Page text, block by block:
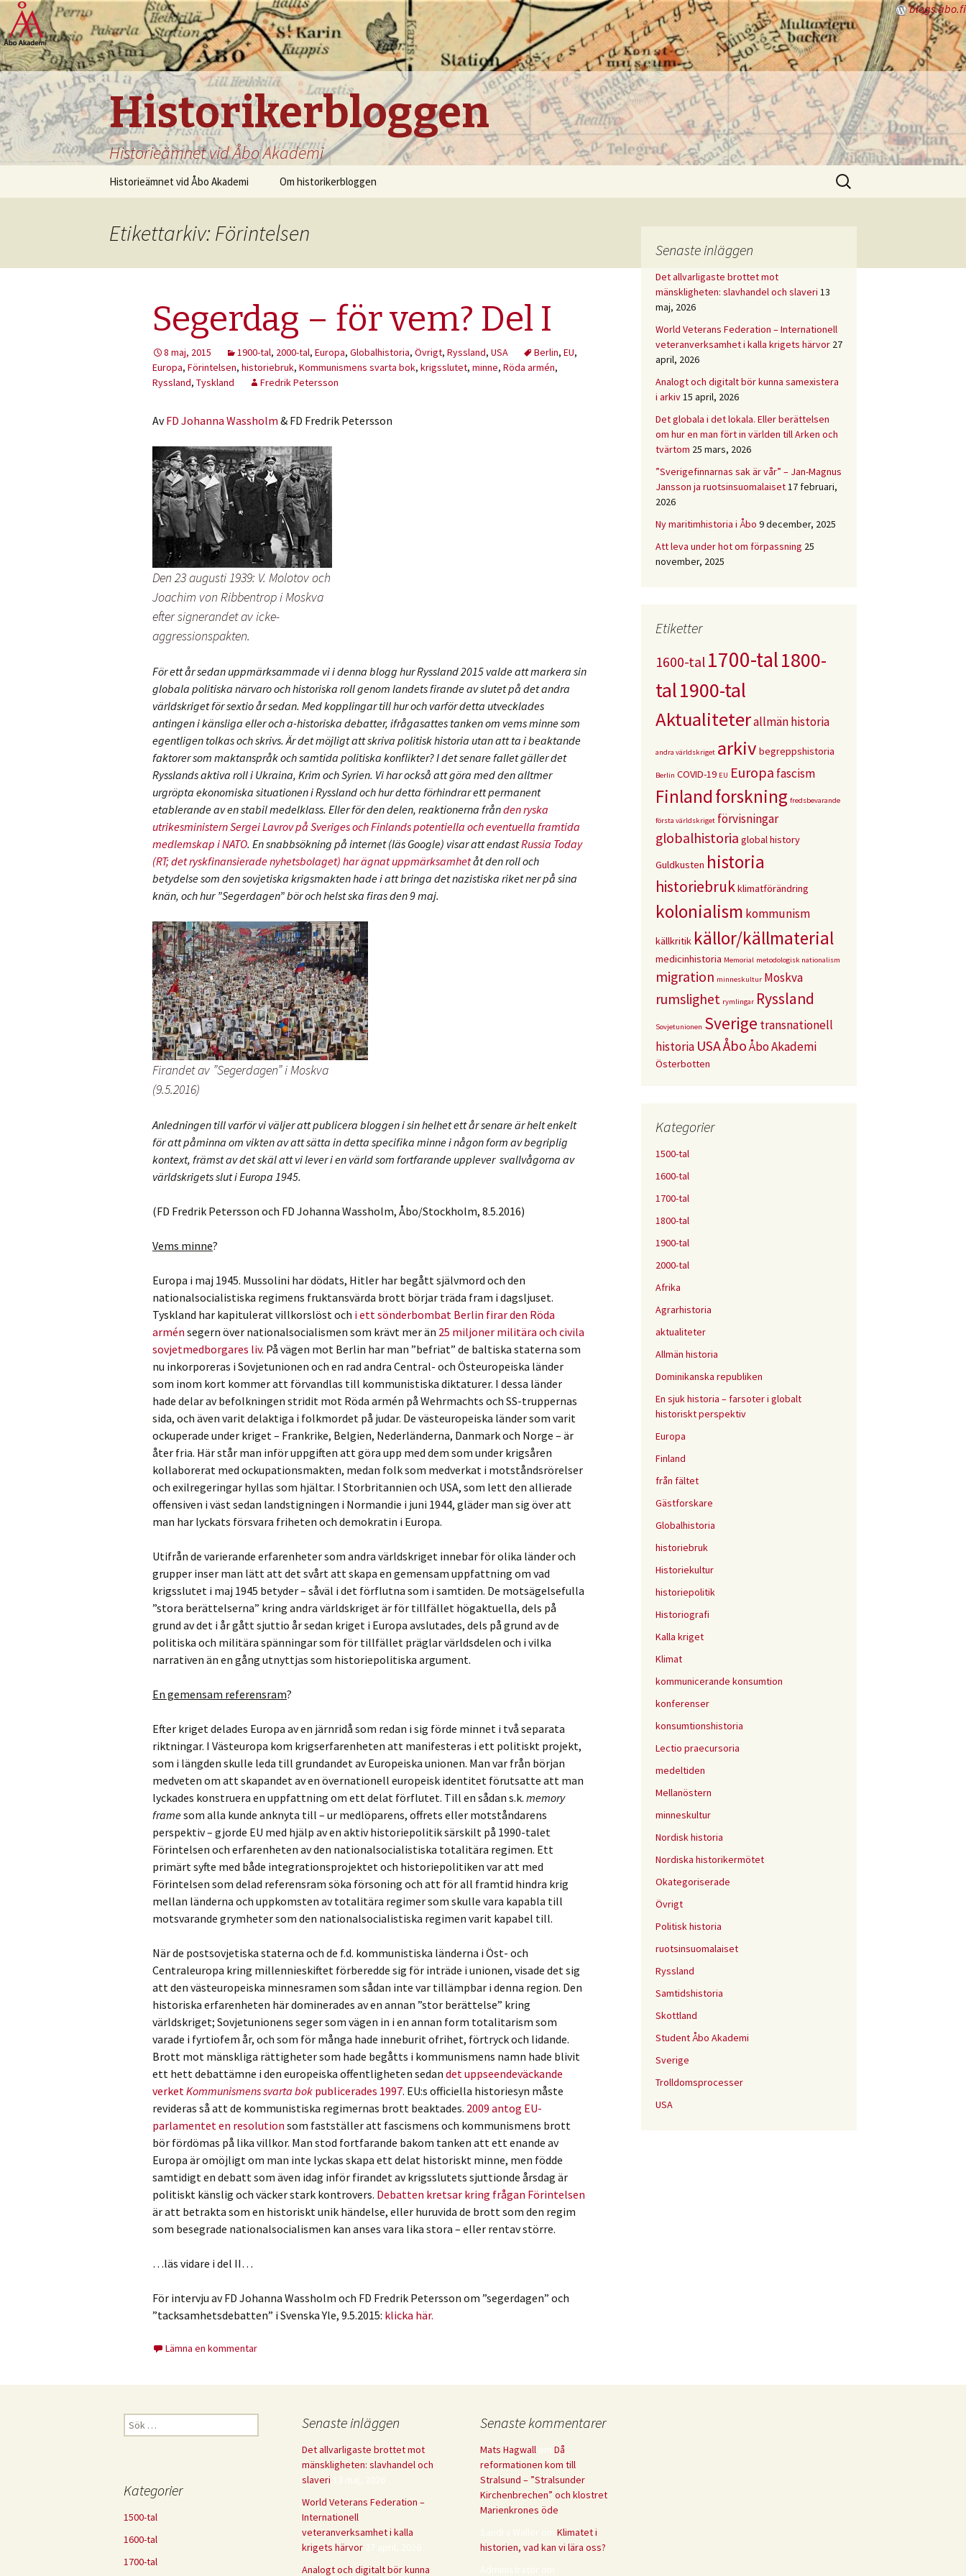
blogs.abo.fi
Historikerbloggen
Historieämnet vid Åbo Akademi
Historieämnet vid Åbo Akademi Om historikerbloggen
Sök
efter:
Etikettarkiv: Förintelsen
Segerdag – för vem? Del I
8 maj, 2015 1900-tal, 2000-tal, Europa, Globalhistoria, Övrigt, Ryssland, USA Berlin, EU,
Europa, Förintelsen, historiebruk, Kommunismens svarta bok, krigsslutet, minne, Röda armén,
Ryssland, Tyskland Fredrik Petersson
AvFD Johanna Wassholm & FD Fredrik Petersson
Den 23 augusti 1939: V. Molotov och
Joachim von Ribbentrop i Moskva
efter signerandet av icke-
aggressionspakten.
För ett år sedan uppmärksammade vi i denna blogg hur Ryssland 2015 valde att markera sin
globala politiska närvaro och historiska roll genom landets firande av slutet på det andra
världskriget för sextio år sedan. Med kopplingar till hur och varför detta utvecklades
antingen i känsliga eller och a-historiska debatter, ifrågasattes tanken om vems minne som
egentligen tolkas och skrivs. Är det möjligt att skriva politisk historia utan att ta i beaktande
faktorer som maktanspråk och samtida politiska konflikter? I det senare fallet gäller det
Rysslands aktiva roll i Ukraina, Krim och Syrien. Vi har också att göra med den alltmer
urgröpta ekonomiska situationen i Ryssland och hur detta förhindrar ett permanent
etablerande av en stabil medelklass. Eller för den delen, reaktionerna frånden ryska
utrikesministern Sergei Lavrov på Sveriges och Finlands potentiella och eventuella framtida
medlemskap i NATO. En snabbsökning på internet (läs Google) visar att endastRussia Today
(RT; det ryskfinansierade nyhetsbolaget) har ägnat uppmärksamhetåt den roll och
betydelse som den sovjetiska krigsmakten hade i att bringa det nazistiska riket ner på sina
knän, och hur ”Segerdagen” bör och helst ska firas den 9 maj.
Firandet av ”Segerdagen” i Moskva
(9.5.2016)
Anledningen till varför vi väljer att publicera bloggen i sin helhet ett år senare är helt enkelt
för att påminna om vikten av att sätta in detta specifika minne i någon form av begriplig
kontext, främst av det skäl att vi lever i en värld som fortfarande upplever svallvågorna av
världskrigets slut i Europa 1945.
(FD Fredrik Petersson och FD Johanna Wassholm, Åbo/Stockholm, 8.5.2016)
Vems minne?
Europa i maj 1945. Mussolini har dödats, Hitler har begått självmord och den
nationalsocialistiska regimens fruktansvärda brott börjar träda fram i dagsljuset.
Tyskland har kapitulerat villkorslöst och i ett sönderbombat Berlin firar den Röda
armén segern över nationalsocialismen som krävt mer än 25 miljoner militära och civila
sovjetmedborgares liv. På vägen mot Berlin har man ”befriat” de baltiska staterna som
nu inkorporeras i Sovjetunionen och en rad andra Central- och Östeuropeiska länder
som inom kort kommer att förvandlas till kommunistiska diktaturer. I dessa länder
hade delar av befolkningen stridit mot Röda armén på Wehrmachts och SS-truppernas
sida, och även varit delaktiga i folkmordet på judar. De västeuropeiska länder som varit
ockuperade under kriget – Frankrike, Belgien, Nederländerna, Danmark och Norge – är
åter fria. Här står man inför uppgiften att göra upp med dem som under krigsåren
kollaborerat med ockupationsmakten, medan folk som medverkat i motståndsrörelser
och exilregeringar hyllas som hjältar. I Storbritannien och USA, som lett den allierade
offensiven i väst sedan landstigningen i Normandie i juni 1944, gläder man sig över att
man har lyckats försvara friheten och demokratin i Europa.
Utifrån de varierande erfarenheter som andra världskriget innebar för olika länder och
grupper inser man lätt att det svårt att skapa en gemensam uppfattning om vad
krigsslutet i maj 1945 betyder – såväl i det förflutna som i samtiden. De motsägelsefulla
”stora berättelserna” kring andra världskriget är för tillfället högaktuella, dels på
grund av det i år gått sjuttio år sedan kriget i Europa avslutades, dels på grund av de
politiska och militära spänningar som för tillfället präglar världsdelen och i vilka
narrativen än en gång utnyttjas som historiepolitiska argument.
En gemensam referensram?
Efter kriget delades Europa av en järnridå som redan i sig förde minnet i två separata
riktningar. I Västeuropa kom krigserfarenheten att manifesteras i ett politiskt projekt,
som i längden skulle leda till grundandet av Europeiska unionen. Man var från början
medveten om att skapandet av en övernationell europeisk identitet förutsatte att man
lyckades konstruera en uppfattning om ett delat förflutet. Till en sådan s.k. memory
framesom alla kunde anknyta till – ur medlöparens, offrets eller motståndarens
perspektiv – gjorde EU med hjälp av en aktiv historiepolitik särskilt på 1990-talet
Förintelsen och erfarenheten av den nationalsocialistiska totalitära regimen. Ett
primärt syfte med både integrationsprojektet och historiepolitiken var att med
Förintelsen som delad referensram söka försoning och att för all framtid hindra krig
mellan länderna och uppkomsten av totalitära regimer som skulle vara kapabla till
motsvarande grymheter som den nationalsocialistiska regimen varit kapabel till.
När de postsovjetiska staterna och de f.d. kommunistiska länderna i Öst- och
Centraleuropa kring millennieskiftet förberedde sig för inträde i unionen, visade det sig
att den västeuropeiska minnesramen som sådan inte var tillämpbar i denna region. Den
historiska erfarenheten här dominerades av en annan ”stor berättelse” kring
världskriget; Sovjetunionens seger som vägen in i en annan form totalitarism som
varade i fyrtiofem år, och som för många hade inneburit ofrihet, förtryck och lidande.
Brott mot mänskliga rättigheter som hade begåtts i kommunismens namn hade blivit
ett hett debattämne i den europeiska offentligheten sedan det uppseendeväckande
verketKommunismens svarta bok publicerades 1997. EU:s officiella historiesyn måste
revideras så att de kommunistiska regimernas brott beaktades. 2009 antog EU-
parlamentet en resolution som fastställer att fascismens och kommunismens brott
bör fördömas på lika villkor. Man stod fortfarande bakom tanken att ett enande av
Europa är omöjligt om man inte lyckas skapa ett delat historiskt minne, men födde
samtidigt en debatt som även idag inför firandet av krigsslutets sjuttionde årsdag är
politiskt känslig och väcker stark kontrovers. Debatten kretsar kring frågan Förintelsen
är att betrakta som en historiskt unik händelse, eller huruvida de brott som den regim
som besegrade nationalsocialismen kan anses vara lika stora – eller rentav större.
…läs vidare i del II…
För intervju av FD Johanna Wassholm och FD Fredrik Petersson om ”segerdagen” och
”tacksamhetsdebatten” i Svenska Yle, 9.5.2015: klicka här.
Lämna en kommentar
Senaste inläggen
Det allvarligaste brottet mot
mänskligheten: slavhandel och slaveri 13
maj, 2026
World Veterans Federation – Internationell
veteranverksamhet i kalla krigets härvor 27
april, 2026
Analogt och digitalt bör kunna samexistera
i arkiv15 april, 2026
Det globala i det lokala. Eller berättelsen
om hur en man fört in världen till Arken och
tvärtom 25 mars, 2026
”Sverigefinnarnas sak är vår” – Jan-Magnus
Jansson ja ruotsinsuomalaiset17 februari,
2026
Ny maritimhistoria i Åbo 9 december, 2025
Att leva under hot om förpassning 25
november, 2025
Etiketter
1600-tal 1700-tal1800-
tal1900-tal
Aktualiteterallmän historia
andra världskriget arkiv begreppshistoria
Berlin COVID-19 EU Europa fascism
Finlandforskning fredsbevarande
första världskriget förvisningar
globalhistoria global history
Guldkusten historia
historiebrukklimatförändring
kolonialism kommunism
källkritik källor/källmaterial
medicinhistoria Memorial metodologisk nationalism
migration minneskultur Moskva
rumslighet rymlingar Ryssland
Sovjetunionen Sverige transnationell
historia USAÅboÅbo Akademi
Österbotten
Kategorier
1500-tal
1600-tal
1700-tal
1800-tal
1900-tal
2000-tal
Afrika
Agrarhistoria
aktualiteter
Allmän historia
Dominikanska republiken
En sjuk historia – farsoter i globalt
historiskt perspektiv
Europa
Finland
från fältet
Gästforskare
Globalhistoria
historiebruk
Historiekultur
historiepolitik
Historiografi
Kalla kriget
Klimat
kommunicerande konsumtion
konferenser
konsumtionshistoria
Lectio praecursoria
medeltiden
Mellanöstern
minneskultur
Nordisk historia
Nordiska historikermötet
Okategoriserade
Övrigt
Politisk historia
ruotsinsuomalaiset
Ryssland
Samtidshistoria
Skottland
Student Åbo Akademi
Sverige
Trolldomsprocesser
USA
Sök
efter:
Senaste inläggen
Det allvarligaste brottet mot
mänskligheten: slavhandel och
slaveri 13 maj, 2026
World Veterans Federation –
Internationell
veteranverksamhet i kalla
krigets härvor
27 april, 2026
Analogt och digitalt bör kunna
Senaste kommentarer
Mats Hagwall om Då
reformationen kom till
Stralsund – ”Stralsunder
Kirchenbrechen” och klostret
Marienkrones öde
Sandra Waller om Klimatet i
historien, vad kan vi lära oss?
Administratör om
Kategorier
1500-tal
1600-tal
1700-tal